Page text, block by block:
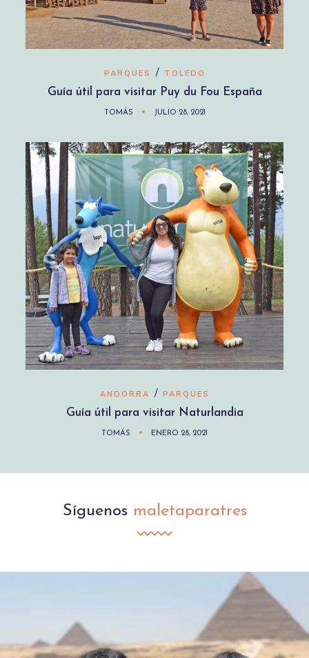
PARQUES / TOLEDO
Guía útil para visitar Puy du Fou España
TOMÁS JULIO 28, 2021
ANDORRA / PARQUES
Guía útil para visitar Naturlandia
TOMÁS ENERO 28, 2021
Síguenos maletaparatres